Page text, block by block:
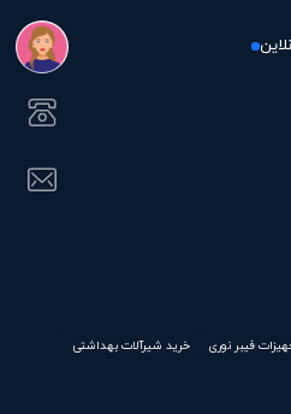
فیبر نوری خرید شیرآلات بهداشتی